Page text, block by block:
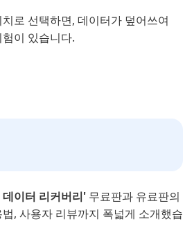
로 선택하면, 데이터가 덮어쓰여
이 있습니다.
이터 리커버리' 무료판과 유료판의
, 사용자 리뷰까지 폭넓게 소개했습